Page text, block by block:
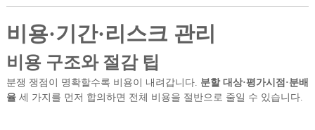
비용·기간·리스크 관리
비용 구조와 절감 팁
분쟁 쟁점이 명확할수록 비용이 내려갑니다. 분할 대상·평가시점·분배
율세 가지를 먼저 합의하면 전체 비용을 절반으로 줄일 수 있습니다.